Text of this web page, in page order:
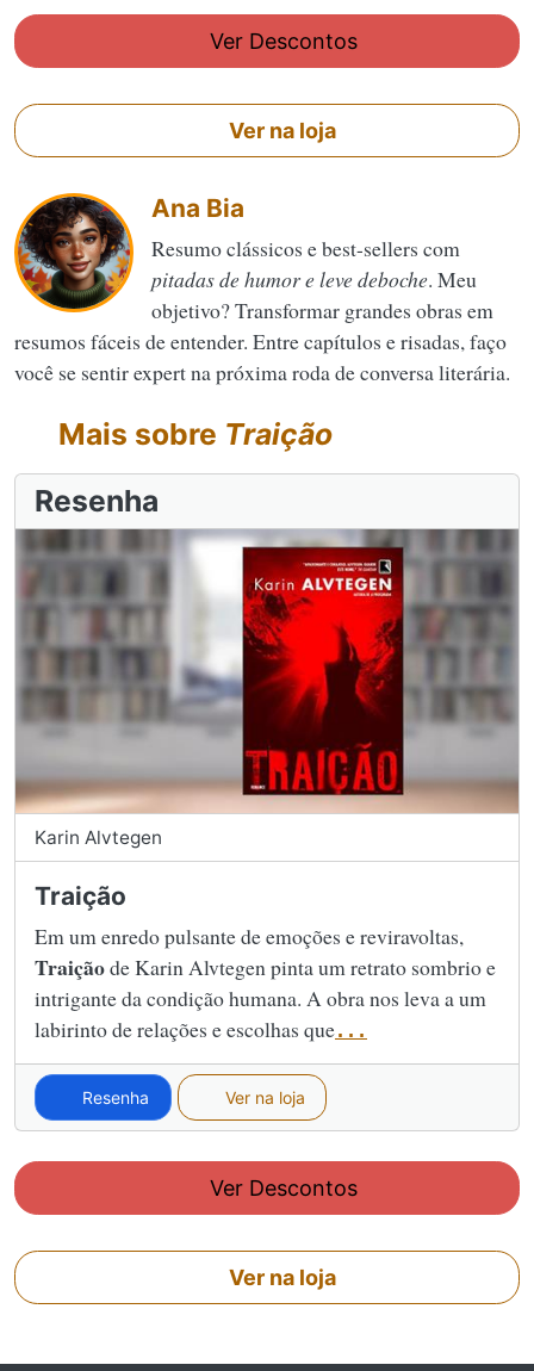
Ver Descontos
Ver na loja
Ana Bia
Resumo clássicos e best-sellers com
pitadas de humor e leve deboche. Meu
objetivo? Transformar grandes obras em
resumos fáceis de entender. Entre capítulos e risadas, faço
você se sentir expert na próxima roda de conversa literária.
Mais sobre Traição
Resenha
Karin Alvtegen
Traição
Em um enredo pulsante de emoções e reviravoltas,
Traiçãode Karin Alvtegen pinta um retrato sombrio e
intrigante da condição humana. A obra nos leva a um
labirinto de relações e escolhas que...
Resenha Ver na loja
Ver Descontos
Ver na loja